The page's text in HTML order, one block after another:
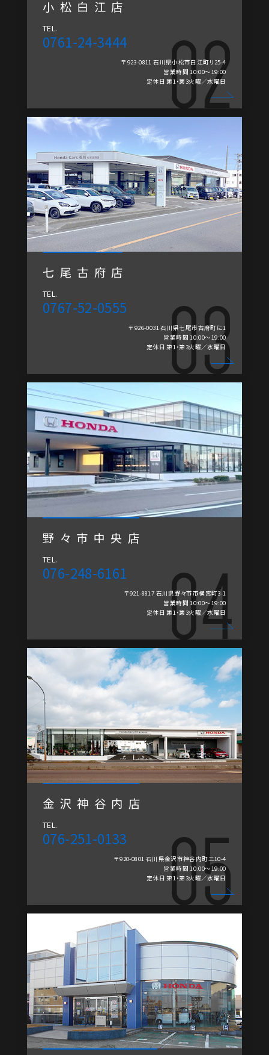
小松白江店
TEL.
0761-24-3444
〒923-0811 石川県小松市白江町リ25-4
営業時間 10:00～19:00
定休日 第1・第3火曜／水曜日
七尾古府店
TEL.
0767-52-0555
〒926-0031 石川県七尾市古府町に1
営業時間 10:00～19:00
定休日 第1・第3火曜／水曜日
野々市中央店
TEL.
076-248-6161
〒921-8817 石川県野々市市横宮町3-1
営業時間 10:00～19:00
定休日 第1・第3火曜／水曜日
金沢神谷内店
TEL.
076-251-0133
〒920-0801 石川県金沢市神谷内町二10-4
営業時間 10:00～19:00
定休日 第1・第3火曜／水曜日